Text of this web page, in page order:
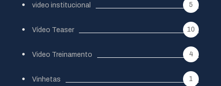
video institucional 5
Vídeo Teaser 10
Video Treinamento 4
Vinhetas 1